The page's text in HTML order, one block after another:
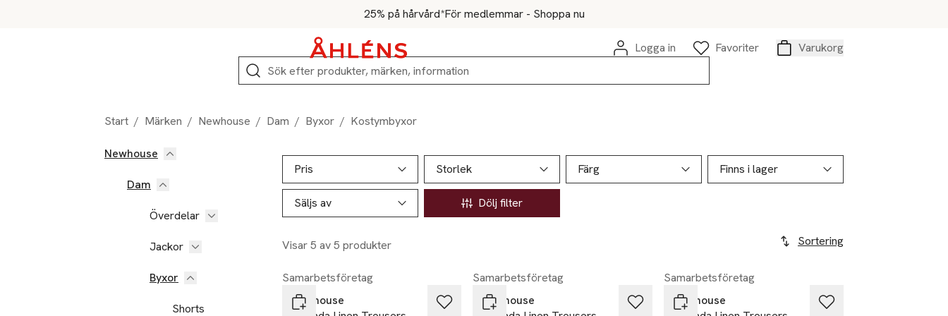
25% på hårvård*För medlemmar - Shoppa nu
Logga in
Favoriter
Varukorg
Sök
Start / Märken / Newhouse / Dam / Byxor / Kostymbyxor
Hoppa till produktsidan
Newhouse
Dam
Överdelar
Jackor
Byxor
Shorts
Hoppa till produktsidan
Pris
Storlek Färg Finns i lager
Säljs av Dölj filter
Visar 5 av 5 produkter Sortering
Lista över produkter
Samarbetsföretag
Newhouse
Samarbetsföretag
Newhouse
Samarbetsföretag
Newhouse